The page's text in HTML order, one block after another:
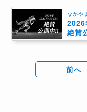
なかや
2026
絶賛
前へ